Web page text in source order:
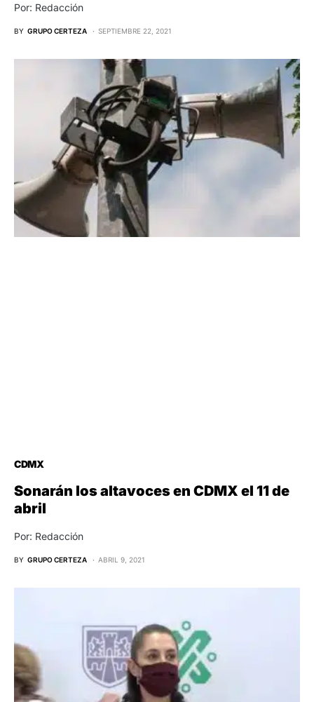
Por: Redacción
BY GRUPO CERTEZA SEPTIEMBRE 22, 2021
CDMX
Sonarán los altavoces en CDMX el 11 de
abril
Por: Redacción
BY GRUPO CERTEZA ABRIL 9, 2021